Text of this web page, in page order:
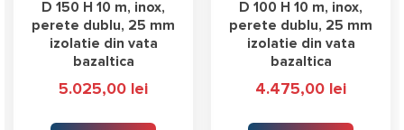
D 150 H 10 m, inox,
perete dublu, 25 mm
izolatie din vata
bazaltica
5.025,00 lei
D 100 H 10 m, inox,
perete dublu, 25 mm
izolatie din vata
bazaltica
4.475,00 lei